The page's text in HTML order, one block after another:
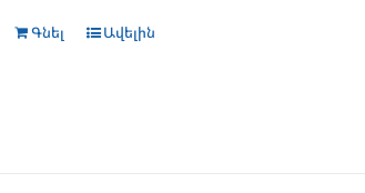
Գնել Ավելին